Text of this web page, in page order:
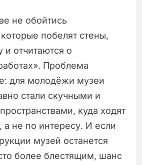
не обойтись
побелят стены,
и отчитаются о
Проблема
для молодёжи музеи
стали скучными и
куда ходят
а не по интересу. И если
музей останется
более блестящим, шанс